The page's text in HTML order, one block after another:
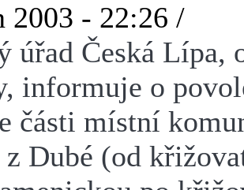
2003 - 22:26 /
úřad Česká Lípa,
informuje o
části místní
z Dubé (od